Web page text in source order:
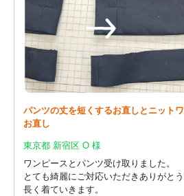
パンツの丈を短くするお直しとニット
お直し
東京都 新宿区 O 様
ワンピースとパンツ受け取りました。
とても綺麗にご対応いただきありがとう
長く着ていきます。